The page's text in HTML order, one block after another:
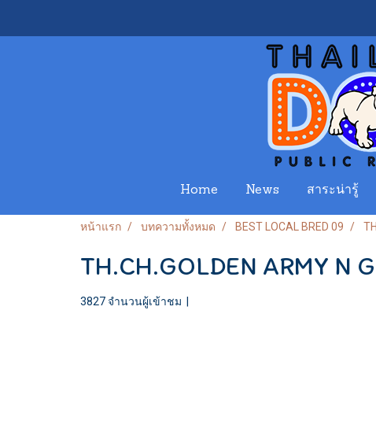
Home News สาระน่ารู้
หน้าแรก บทความทั้งหมด BEST LOCAL BRED 09
TH.CH.GOLDEN ARMY N
3827 จำนวนผู้เข้าชม |